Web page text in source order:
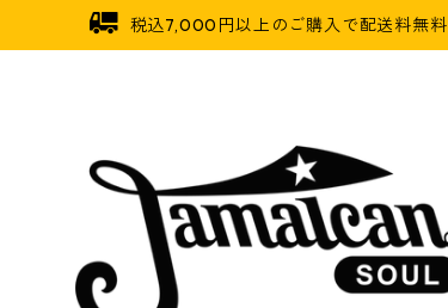
税込7,000円以上のご購入で配送料無料